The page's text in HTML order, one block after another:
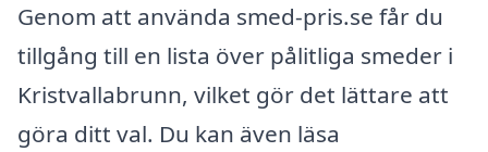
Genom att använda smed-pris.se får du
tillgång till en lista över pålitliga smeder i
Kristvallabrunn, vilket gör det lättare att
göra ditt val. Du kan även läsa